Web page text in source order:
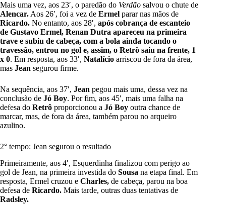
Mais uma vez, aos 23′, o paredão do Verdão salvou o chute de
Alencar. Aos 26′, foi a vez de Ermel parar nas mãos de
Ricardo. No entanto, aos 28′, após cobrança de escanteio
de Gustavo Ermel, Renan Dutra apareceu na primeira
trave e subiu de cabeça, com a bola ainda tocando o
travessão, entrou no gol e, assim, o Retrô saiu na frente, 1
x 0. Em resposta, aos 33′, Natalício arriscou de fora da área,
mas Jean segurou firme.
Na sequência, aos 37′, Jean pegou mais uma, dessa vez na
conclusão de Jó Boy. Por fim, aos 45′, mais uma falha na
defesa do Retrô proporcionou a Jó Boy outra chance de
marcar, mas, de fora da área, também parou no arqueiro
azulino.
2° tempo: Jean segurou o resultado
Primeiramente, aos 4′, Esquerdinha finalizou com perigo ao
gol de Jean, na primeira investida do Sousa na etapa final. Em
resposta, Ermel cruzou e Charles, de cabeça, parou na boa
defesa de Ricardo. Mais tarde, outras duas tentativas de
Radsley.